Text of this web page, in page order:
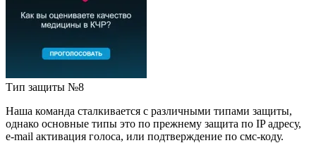
Тип защиты №8
Наша команда сталкивается с различными типами защиты,
однако основные типы это по прежнему защита по IP адресу,
e-mail активация голоса, или подтверждение по смс-коду.